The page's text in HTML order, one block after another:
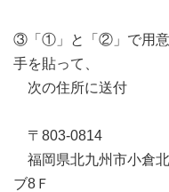
③「①」と「②」で用意
手を貼って、
次の住所に送付
〒803-0814
福岡県北九州市小倉
ブ8Ｆ